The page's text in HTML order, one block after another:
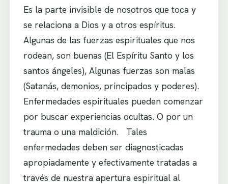
Es la parte invisible de nosotros que toca y
se relaciona a Dios y a otros espíritus.
Algunas de las fuerzas espirituales que nos
rodean, son buenas (El Espíritu Santo y los
santos ángeles), Algunas fuerzas son malas
(Satanás, demonios, principados y poderes).
Enfermedades espirituales pueden comenzar
por buscar experiencias ocultas. O por un
trauma o una maldición. Tales
enfermedades deben ser diagnosticadas
apropiadamente y efectivamente tratadas a
través de nuestra apertura espiritual al